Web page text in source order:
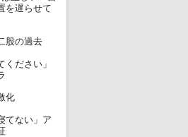
を遅らせて
股の過去
ださい」
化
てない」ア